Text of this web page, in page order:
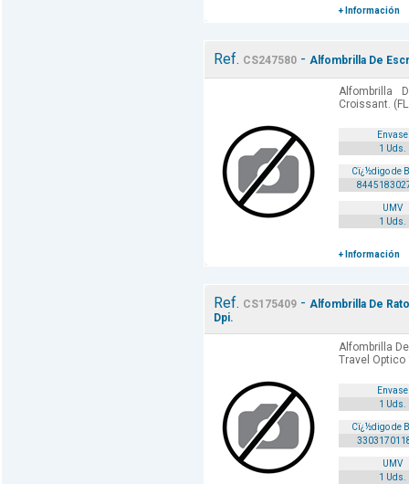
+ Información
Ref. CS247580- Alfombrilla De
Alfombrilla
Croissant.
Envase
1 Uds.
Cï¿½digo de
UMV
1 Uds.
+ Información
Ref. CS175409- Alfombrilla De
Dpi.
Alfombrilla
Travel Optico
Envase
1 Uds.
Cï¿½digo de
UMV
1 Uds.